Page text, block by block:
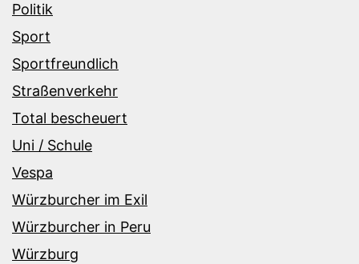
Politik
Sport
Sportfreundlich
Straßenverkehr
Total bescheuert
Uni / Schule
Vespa
Würzburcher im Exil
Würzburcher in Peru
Würzburg